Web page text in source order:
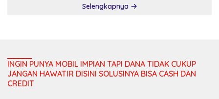
Selengkapnya
INGIN PUNYA MOBIL IMPIAN TAPI DANA TIDAK CUKUP
JANGAN HAWATIR DISINI SOLUSINYA BISA CASH DAN
CREDIT